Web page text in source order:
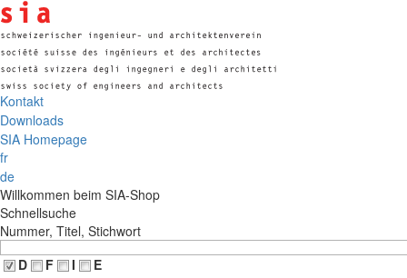
Kontakt
Downloads
SIA Homepage
fr
de
Willkommen beim SIA-Shop
Schnellsuche
Nummer, Titel, Stichwort
D
F I
E